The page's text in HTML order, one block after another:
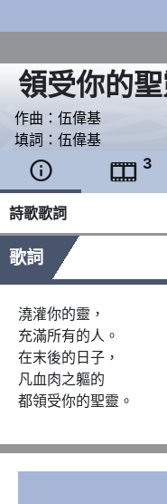
領受你的
作曲： 伍偉基
填詞： 伍偉基
  3
詩歌歌詞
歌詞
澆灌你的靈，
充滿所有的人。
在末後的日子，
凡血肉之軀的
都領受你的聖靈。